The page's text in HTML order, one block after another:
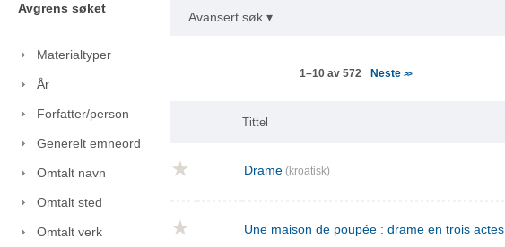
Avgrens søket
Materialtyper
År
Forfatter/person
Generelt emneord
Omtalt navn
Omtalt sted
Omtalt verk
Avansert søk ▾
1–10 av 572 Neste >>
Tittel
Drame (kroatisk)
Une maison de poupée : drame en trois actes